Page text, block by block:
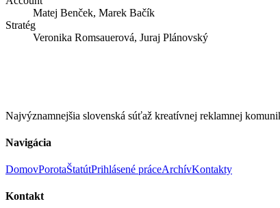
Matej Benček, Marek Bačík
Stratég
Veronika Romsauerová, Juraj Plánovský
Najvýznamnejšia slovenská súťaž kreatívnej reklamnej
Navigácia
DomovPorotaŠtatútPrihlásené práceArchívKontakty
Kontakt